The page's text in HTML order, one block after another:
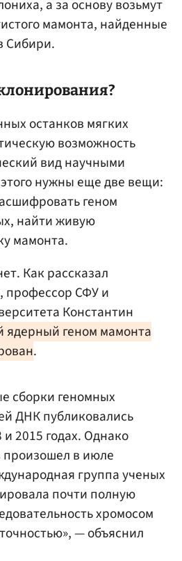
а за основу возьмут
мамонта, найденные
Сибири.
останков мягких
возможность
вид научными
нужны еще две вещи:
геном
найти живую
мамонта.
Как рассказал
профессор СФУ и
Константин
ядерный геном мамонта
.
сборки геномных
ДНК публиковались
2015 годах. Однако
в июле
группа ученых
почти полную
хромосом
— объяснил